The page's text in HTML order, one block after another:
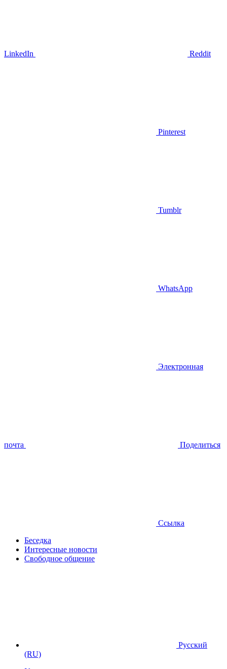
LinkedIn Reddit
Pinterest
Tumblr
WhatsApp
Электронная
почта Поделиться
Ссылка
Беседка
Интересные новости
Свободное общение
Русский
(RU)